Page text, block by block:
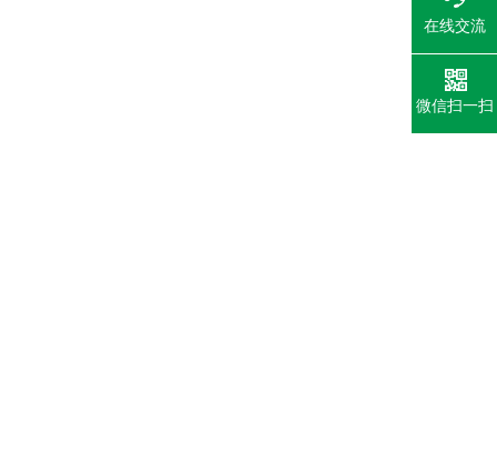
在线交流
微信扫一扫